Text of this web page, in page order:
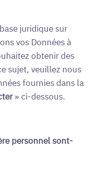
juridique sur
vos Données à
obtenir des
sujet, veuillez nous
fournies dans la
» ci-dessous.
personnel sont-